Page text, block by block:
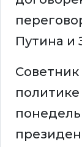
Путина и